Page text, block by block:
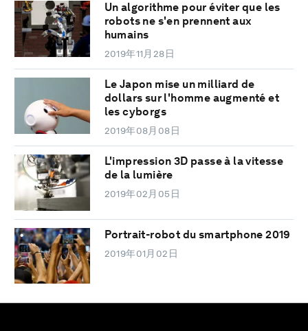
Un algorithme pour éviter que les
robots ne s'en prennent aux
humains
2019年11月28日
Le Japon mise un milliard de
dollars sur l'homme augmenté et
les cyborgs
2019年08月08日
L'impression 3D passe à la vitesse
de la lumière
2019年02月05日
Portrait-robot du smartphone 2019
2019年01月02日